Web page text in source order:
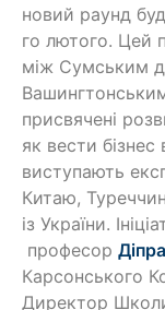
новий раунд
го лютого. Цей
між Сумським
присвячені
як вести бізнес
виступають
Китаю,
із України.
професор
Карсонського
Директор